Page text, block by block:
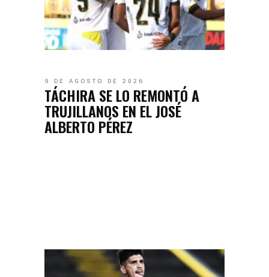
9 DE AGOSTO DE 2026
TÁCHIRA SE LO REMONTÓ A
TRUJILLANOS EN EL JOSÉ
ALBERTO PÉREZ